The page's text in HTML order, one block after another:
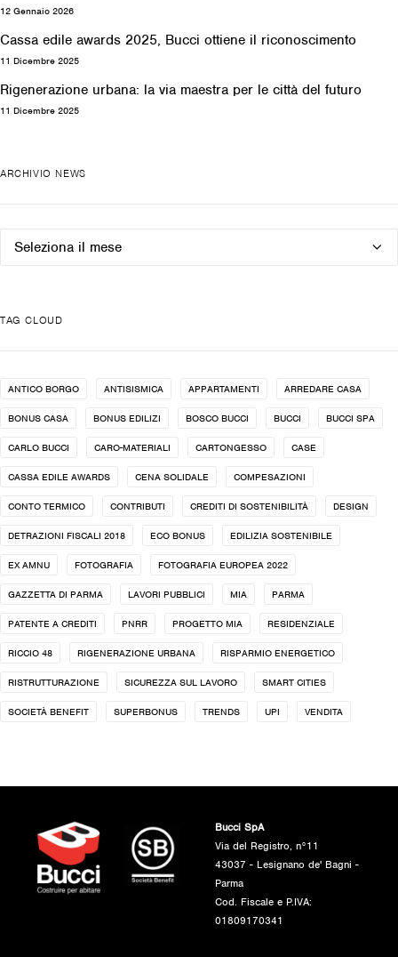
12 Gennaio 2026
Cassa edile awards 2025, Bucci ottiene il riconoscimento
11 Dicembre 2025
Rigenerazione urbana: la via maestra per le città del futuro
11 Dicembre 2025
ARCHIVIO NEWS
Archivio
TAG CLOUD
ANTICO BORGO ANTISISMICA APPARTAMENTI ARREDARE CASA
BONUS CASA BONUS EDILIZI BOSCO BUCCI BUCCI BUCCI SPA
CARLO BUCCI CARO-MATERIALI CARTONGESSO CASE
CASSA EDILE AWARDS CENA SOLIDALE COMPESAZIONI
CONTO TERMICO CONTRIBUTI CREDITI DI SOSTENIBILITÀ DESIGN
DETRAZIONI FISCALI 2018 ECO BONUS EDILIZIA SOSTENIBILE
EX AMNU FOTOGRAFIA FOTOGRAFIA EUROPEA 2022
GAZZETTA DI PARMA LAVORI PUBBLICI MIA PARMA
PATENTE A CREDITI PNRR PROGETTO MIA RESIDENZIALE
RICCIO 48 RIGENERAZIONE URBANA RISPARMIO ENERGETICO
RISTRUTTURAZIONE SICUREZZA SUL LAVORO SMART CITIES
SOCIETÀ BENEFIT SUPERBONUS TRENDS UPI VENDITA
Bucci SpA
Via del Registro, n°11
43037 - Lesignano de' Bagni -
Parma
Cod. Fiscale e P.IVA:
01809170341